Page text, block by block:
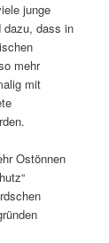
junge
dazu, dass in
mehr
mit
Ostönnen